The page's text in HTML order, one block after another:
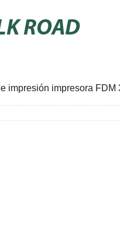
ROAD
impresión impresora